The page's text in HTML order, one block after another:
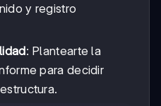
y registro
: Plantearte la
para decidir